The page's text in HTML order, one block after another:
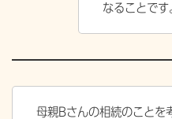
なることです
母親Bさんの相続のことを